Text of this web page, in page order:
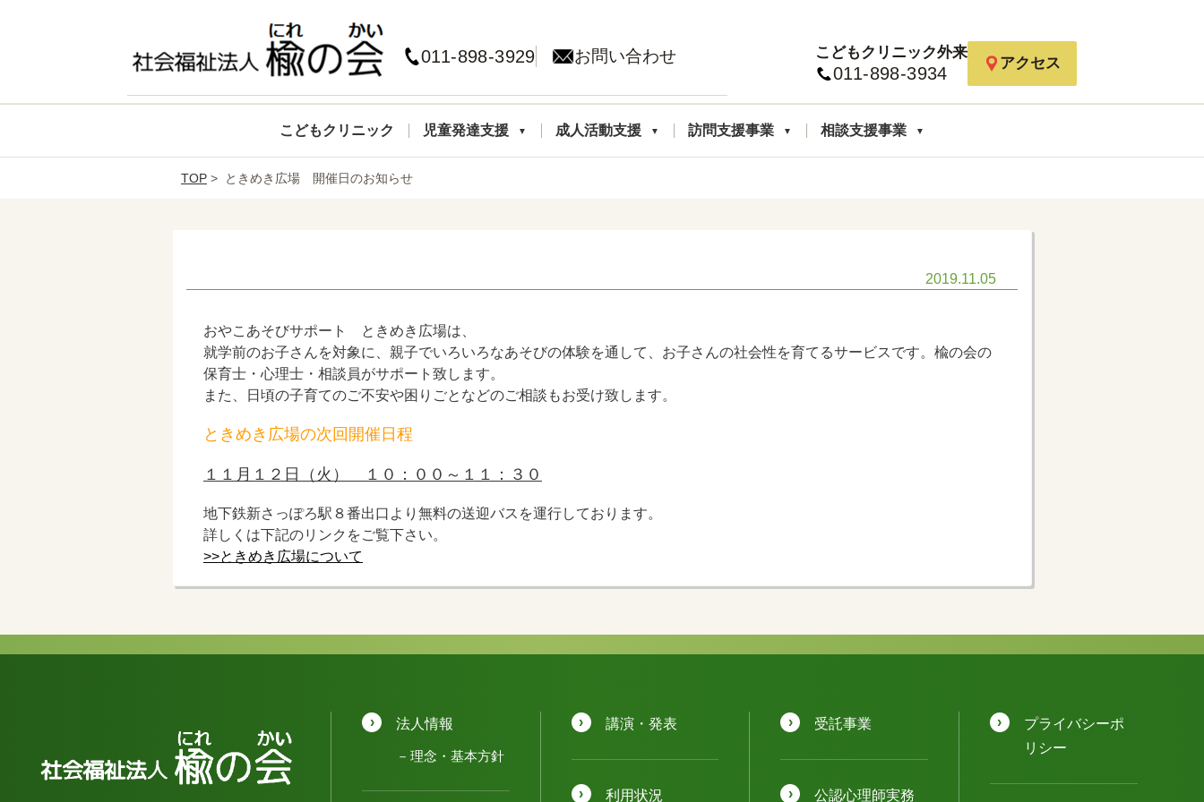
011-898-3929 お問い合わせ こどもクリニック外来
011-898-3934
アクセス
こどもクリニック 児童発達支援 成人活動支援 訪問支援事業 相談支援事業
TOP > ときめき広場 開催日のお知らせ
2019.11.05
おやこあそびサポート ときめき広場は、
就学前のお子さんを対象に、親子でいろいろなあそびの体験を通して、お子さんの社会性を育てるサービスです。楡の会の
保育士・心理士・相談員がサポート致します。
また、日頃の子育てのご不安や困りごとなどのご相談もお受け致します。
ときめき広場の次回開催日程
１１月１２日（火） １０：００～１１：３０
地下鉄新さっぽろ駅８番出口より無料の送迎バスを運行しております。
詳しくは下記のリンクをご覧下さい。
>>ときめき広場について
法人情報
理念・基本方針
講演・発表
利用状況
受託事業
公認⼼理師実務
プライバシーポ
リシー